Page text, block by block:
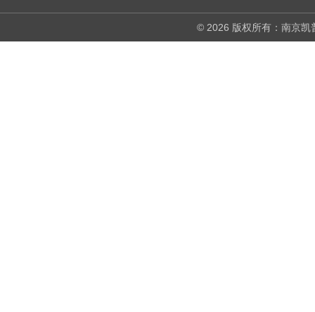
© 2026 版权所有：南京